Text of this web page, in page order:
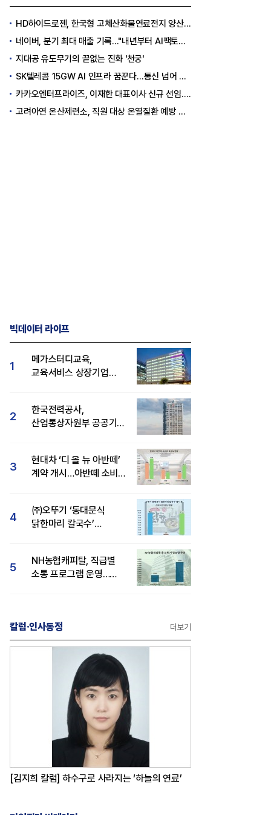
HD하이드로젠, 한국형 고체산화물연료전지 양산체계 구축
네이버, 분기 최대 매출 기록..."내년부터 AI팩토리 수익 날 것"
지대공 유도무기의 끝없는 진화 '천궁'
SK텔레콤 15GW AI 인프라 꿈꾼다…통신 넘어 AI DC 패권 도전
카카오엔터프라이즈, 이재한 대표이사 신규 선임..."AI 전환 선도"
고려아연 온산제련소, 직원 대상 온열질환 예방 안전 실천 캠페인 실시
빅데이터 라이프
1
메가스터디교육,
교육서비스 상장기업
2
한국전력공사,
산업통상자원부 공공기관
3
현대차 ‘디 올 뉴 아반떼’
계약 개시…아반떼 소비자
4
㈜오뚜기 ‘동대문식
닭한마리 칼국수’
5
NH농협캐피탈, 직급별
소통 프로그램 운영…
칼럼·인사동정 더보기
[김지희 칼럼] 하수구로 사라지는 ‘하늘의 연료’